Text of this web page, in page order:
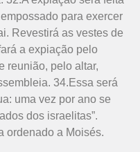
para exercer
Revestirá as vestes de
a expiação pelo
reunião, pelo altar,
34.Essa será
uma vez por ano se
dos israelitas”.
ordenado a Moisés.